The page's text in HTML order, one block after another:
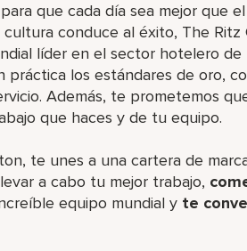
que cada día sea mejor que
conduce al éxito, The Ritz
líder en el sector hotelero
práctica los estándares de oro,
Además, te prometemos
que haces y de tu equipo.
te unes a una cartera de
a cabo tu mejor trabajo,
equipo mundial y te